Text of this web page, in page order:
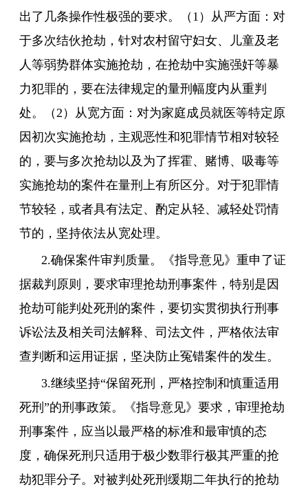
出了几条操作性极强的要求。（1）从严方面：对
于多次结伙抢劫，针对农村留守妇女、儿童及老
人等弱势群体实施抢劫，在抢劫中实施强奸等暴
力犯罪的，要在法律规定的量刑幅度内从重判
处。（2）从宽方面：对为家庭成员就医等特定原
因初次实施抢劫，主观恶性和犯罪情节相对较轻
的，要与多次抢劫以及为了挥霍、赌博、吸毒等
实施抢劫的案件在量刑上有所区分。对于犯罪情
节较轻，或者具有法定、酌定从轻、减轻处罚情
节的，坚持依法从宽处理。
2.确保案件审判质量。《指导意见》重申了证
据裁判原则，要求审理抢劫刑事案件，特别是因
抢劫可能判处死刑的案件，要切实贯彻执行刑事
诉讼法及相关司法解释、司法文件，严格依法审
查判断和运用证据，坚决防止冤错案件的发生。
3.继续坚持“保留死刑，严格控制和慎重适用
死刑”的刑事政策。《指导意见》要求，审理抢劫
刑事案件，应当以最严格的标准和最审慎的态
度，确保死刑只适用于极少数罪行极其严重的抢
劫犯罪分子。对被判处死刑缓期二年执行的抢劫